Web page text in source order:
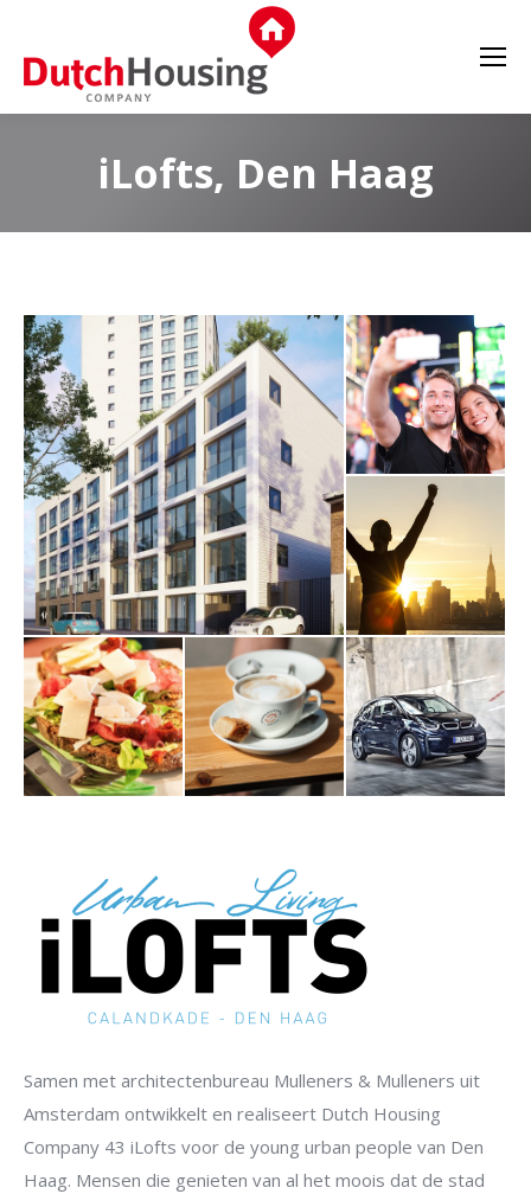
iLofts, Den Haag
Samen met architectenbureau Mulleners & Mulleners uit
Amsterdam ontwikkelt en realiseert Dutch Housing
Company 43 iLofts voor de young urban people van Den
Haag. Mensen die genieten van al het moois dat de stad